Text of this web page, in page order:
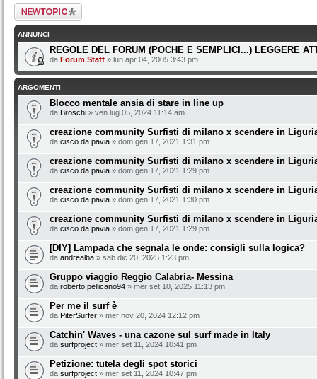
Scrivi un nuovo
argomento
ANNUNCI
REGOLE DEL FORUM (POCHE E SEMPLICI...) LEGGERE
da Forum Staff » lun apr 04, 2005 3:43 pm
ARGOMENTI
Blocco mentale ansia di stare in line up
da Broschi » ven lug 05, 2024 11:14 am
creazione community Surfisti di milano x scendere in
da cisco da pavia » dom gen 17, 2021 1:31 pm
creazione community Surfisti di milano x scendere in
da cisco da pavia » dom gen 17, 2021 1:29 pm
creazione community Surfisti di milano x scendere in
da cisco da pavia » dom gen 17, 2021 1:30 pm
creazione community Surfisti di milano x scendere in
da cisco da pavia » dom gen 17, 2021 1:29 pm
[DIY] Lampada che segnala le onde: consigli sulla logica?
da andrealba » sab dic 20, 2025 1:23 pm
Gruppo viaggio Reggio Calabria- Messina
da roberto.pellicano94 » mer set 10, 2025 11:13 pm
Per me il surf è
da PiterSurfer » mer nov 20, 2024 12:12 pm
Catchin' Waves - una cazone sul surf made in Italy
da surfproject » mer set 11, 2024 10:41 pm
Petizione: tutela degli spot storici
da surfproject » mer set 11, 2024 10:47 pm